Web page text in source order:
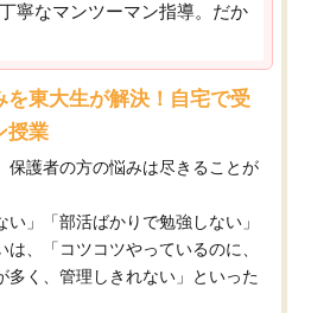
寧なマンツーマン指導。だか
を東大生が解決！自宅で受
授業
保護者の方の悩みは尽きることが
い」「部活ばかりで勉強しない」
は、「コツコツやっているのに、
多く、管理しきれない」といった